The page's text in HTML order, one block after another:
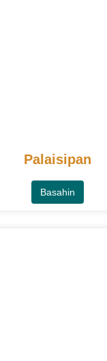
Palaisipan
Basahin